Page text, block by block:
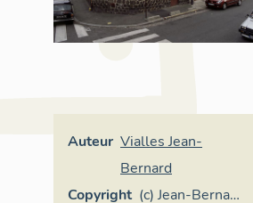
Auteur Vialles Jean-
Bernard
Copyright (c) Jean-Bernard